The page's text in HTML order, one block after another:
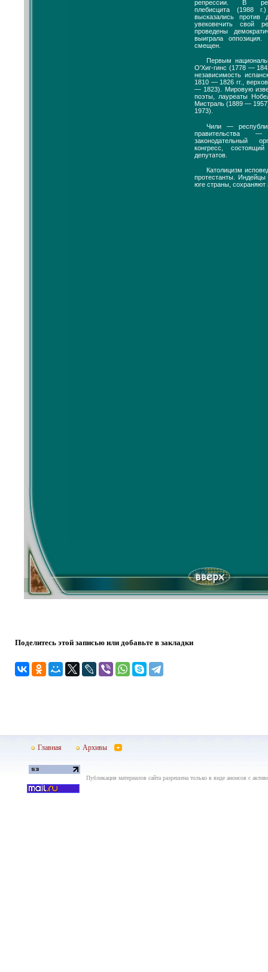
репрессии. В
плебисцита (1988
высказались против
увековечить свой
проведены
выиграла
смещен.
Первым
О'Хиг-гинс (1778 —
независимость
1810 — 1826 гг.,
— 1823). Мировую
поэты, лауреаты
Мистраль (1889 —
1973).
Чили —
правительства
законодательный
конгресс,
депутатов.
Католицизм
протестанты.
юге страны, сохраняют
Поделитесь этой записью или добавьте в закладки
Главная Архивы
Публикация материалов сайта разрешена только в виде анонсов с